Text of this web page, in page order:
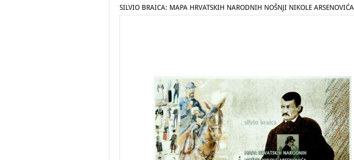
SILVIO BRAICA: MAPA HRVATSKIH NARODNIH NOŠNJI NIKOLE ARSENOVIĆA